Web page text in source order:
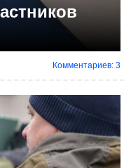
Комментариев: 3